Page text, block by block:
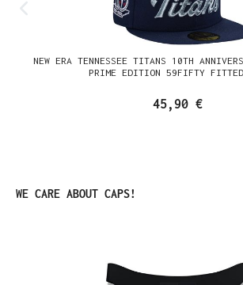
NEW ERA TENNESSEE TITANS 10TH
PRIME EDITION 59FIFTY
45,90 €
Produktgalerie überspringen
WE CARE ABOUT CAPS!